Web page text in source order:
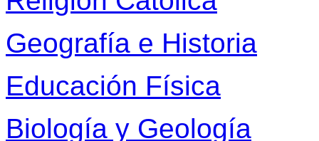
Geografía e Historia
Educación Física
Biología y Geología